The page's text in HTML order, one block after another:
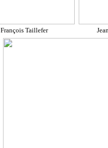
François Taillefer